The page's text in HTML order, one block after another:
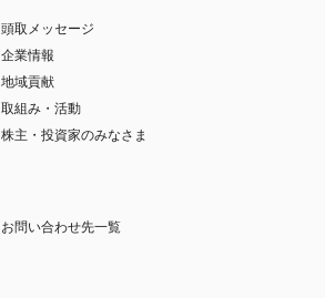
頭取メッセージ
企業情報
地域貢献
取組み・活動
株主・投資家のみなさま
お問い合わせ先一覧